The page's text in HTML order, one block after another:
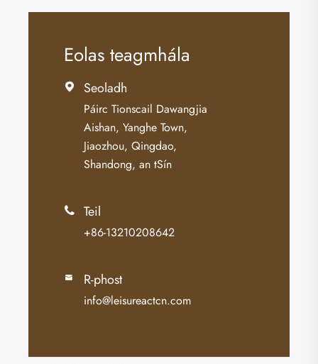
Eolas teagmhála
 Seoladh
Páirc Tionscail Dawangjia
Aishan, Yanghe Town,
Jiaozhou, Qingdao,
Shandong, an tSín
 Teil
+86-13210208642
 R-phost
info@leisureactcn.com